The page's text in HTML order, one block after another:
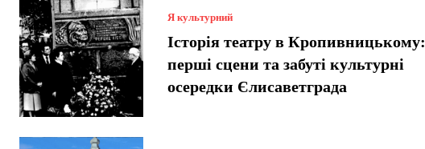
Я культурний
Історія театру в Кропивницькому:
перші сцени та забуті культурні
осередки Єлисаветграда